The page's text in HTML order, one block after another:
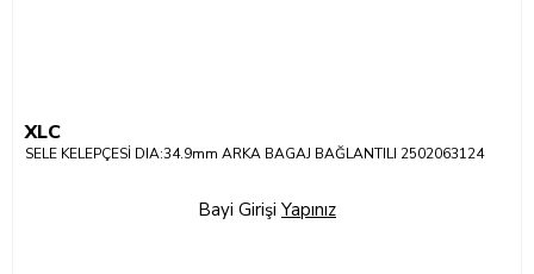
XLC
SELE KELEPÇESİ DIA:34.9mm ARKA BAGAJ BAĞLANTILI 2502063124
Bayi Girişi Yapınız